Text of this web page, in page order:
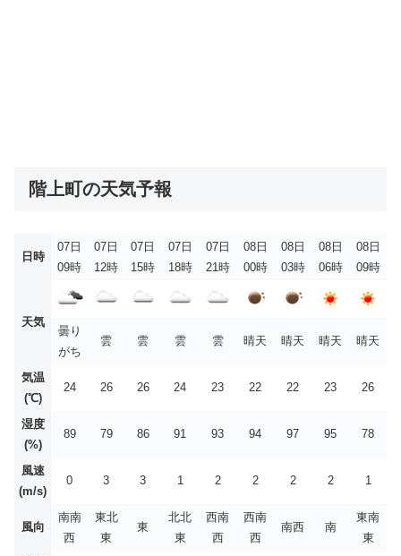
階上町の天気予報
日時
07日
09時
07日
12時
07日
15時
07日
18時
07日
21時
08日
00時
08日
03時
08日
06時
08日
09時
天気
曇り
がち
雲 雲 雲 雲 晴天 晴天 晴天 晴天
気温
(℃)
24 26 26 24 23 22 22 23 26
湿度
(%)
89 79 86 91 93 94 97 95 78
風速
(m/s)
0 3 3 1 2 2 2 2 1
風向
南南
西
東北
東
東
北北
東
西南
西
西南
西
南西 南
東南
東